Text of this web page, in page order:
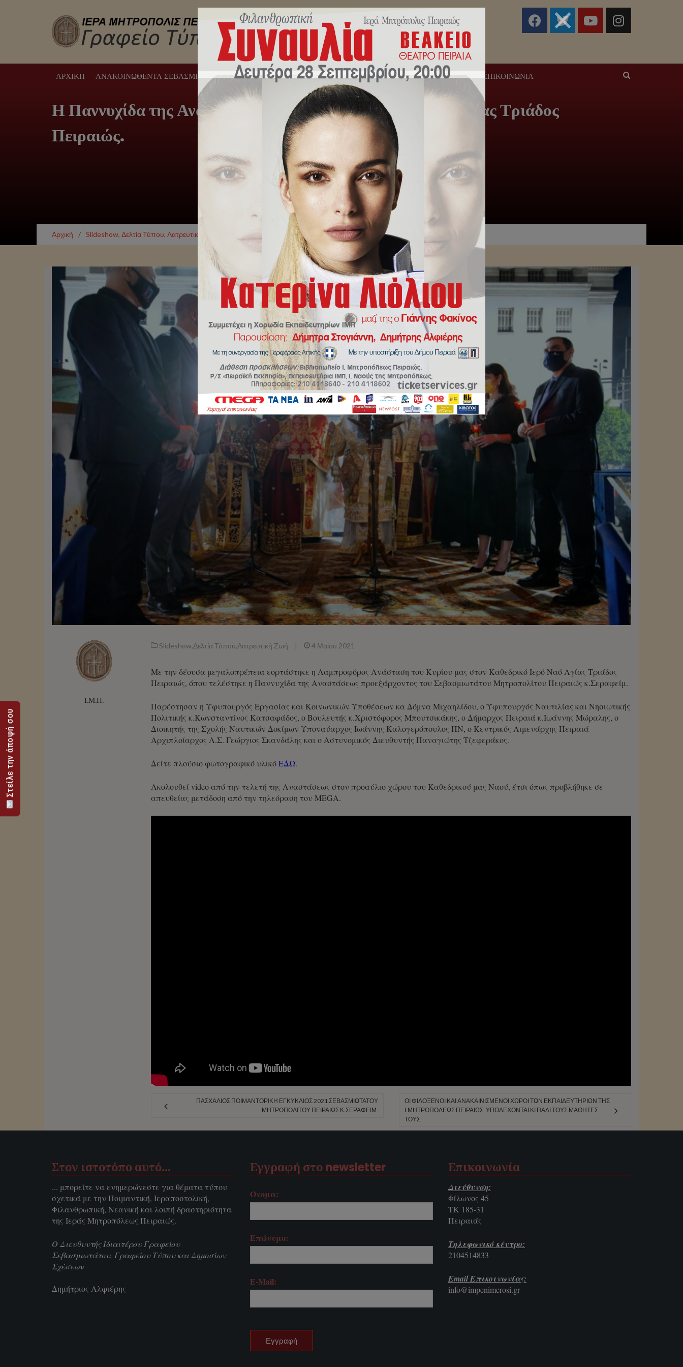
ΑΡΧΙΚΉ ΑΝΑΚΟΙΝΩΘΈΝΤΑ ΣΕΒΑΣΜΙΩΤΆΤΟΥ ΜΗΝΎΜΑΤΑ ΣΕΒΑΣΜΙΩΤΆΤΟΥ ΔΕΛΤΊΑ ΤΎΠΟΥ ΕΚΔΗΛΏΣΕΙΣ ΕΠΙΚΟΙΝΩΝΊΑ
Η Παννυχίδα της Αναστάσεως στον Καθεδρικό Ιερό Ναό Αγίας Τριάδος
Πειραιώς.
Αρχική / Slideshow, Δελτία Τύπου, Λατρευτική Ζωή Η Παννυχίδα της Αναστάσεως στον Καθεδρικό Ιερό Ναό Αγίας Τριάδος Πειραιώς.
Ι.Μ.Π.
Slideshow,Δελτία Τύπου,Λατρευτική Ζωή | 4 Μαΐου 2021
Με την δέουσα μεγαλοπρέπεια εορτάστηκε η Λαμπροφόρος Ανάσταση του Κυρίου μας στον Καθεδρικό Ιερό Ναό Αγίας Τριάδος
Πειραιώς, όπου τελέστηκε η Παννυχίδα της Αναστάσεως προεξάρχοντος του Σεβασμιωτάτου Μητροπολίτου Πειραιώς κ.Σεραφείμ.
Παρέστησαν η Υφυπουργός Εργασίας και Κοινωνικών Υποθέσεων κα Δόμνα Μιχαηλίδου, ο Υφυπουργός Ναυτιλίας και Νησιωτικής
Πολιτικής κ.Κωνσταντίνος Κατσαφάδος, ο Βουλευτής κ.Χριστόφορος Μπουτσικάκης, ο Δήμαρχος Πειραιά κ.Ιωάννης Μώραλης, ο
Διοικητής της Σχολής Ναυτικών Δοκίμων Υποναύαρχος Ιωάννης Καλογερόπουλος ΠΝ, ο Κεντρικός Λιμενάρχης Πειραιά
Αρχιπλοίαρχος Λ.Σ. Γεώργιος Σκανδάλης και ο Αστυνομικός Διευθυντής Παναγιώτης Τζεφεράκος.
Δείτε πλούσιο φωτογραφικό υλικόΕΔΩ.
Ακολουθεί video από την τελετή της Αναστάσεως στον προαύλιο χώρου του Καθεδρικού μας Ναού, έτσι όπως προβλήθηκε σε
απευθείας μετάδοση από την τηλεόραση του MEGA.
ΠΑΣΧΆΛΙΟΣ ΠΟΙΜΑΝΤΟΡΙΚΉ ΕΓΚΎΚΛΙΟΣ 2021 ΣΕΒΑΣΜΙΩΤΆΤΟΥ
ΜΗΤΡΟΠΟΛΊΤΟΥ ΠΕΙΡΑΙΏΣ Κ.ΣΕΡΑΦΕΊΜ.
ΟΙ ΦΙΛΌΞΕΝΟΙ ΚΑΙ ΑΝΑΚΑΙΝΙΣΜΈΝΟΙ ΧΏΡΟΙ ΤΩΝ ΕΚΠΑΙΔΕΥΤΗΡΊΩΝ ΤΗΣ
Ι.ΜΗΤΡΟΠΌΛΕΩΣ ΠΕΙΡΑΙΏΣ, ΥΠΟΔΈΧΟΝΤΑΙ ΚΙ ΠΆΛΙ ΤΟΥΣ ΜΑΘΗΤΈΣ
ΤΟΥΣ.
Στον ιστοτόπο αυτό…
... μπορείτε να ενημερώνεστε για θέματα τύπου
σχετικά με την Ποιμαντική, Ιεραποστολική,
Φιλανθρωπική, Νεανική και λοιπή δραστηριότητα
της Ιεράς Μητροπόλεως Πειραιώς.
Ο Διευθυντής Ιδιαιτέρου Γραφείου
Σεβασμιωτάτου, Γραφείου Τύπου και Δημοσίων
Σχέσεων
Δημήτριος Αλφιέρης
Εγγραφή στο newsletter
Όνομα:
Επώνυμο:
E-Mail:
Επικοινωνία
Διεύθυνση:
Φίλωνος 45
ΤΚ 185-31
Πειραιάς
Τηλεφωνικό κέντρο:
2104514833
Email Επικοινωνίας:
info@impenimerosi.gr
Στείλε την άποψή σου